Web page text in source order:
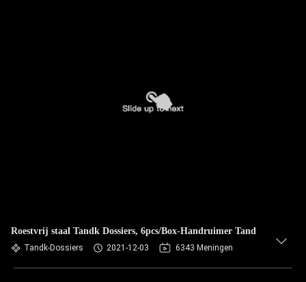
Roestvrij staal Tandk Dossiers, 6pcs/Box-Handruimer Tand
Tandk-Dossiers 2021-12-03 6343 Meningen